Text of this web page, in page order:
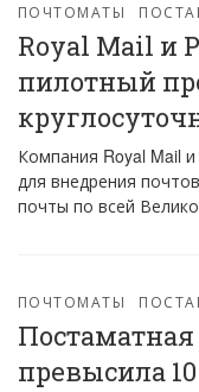
ПОЧТОМАТЫ
Royal Mail и
пилотный
Компания Royal Mail
для внедрения
почты по всей
ПОЧТОМАТЫ
превысила